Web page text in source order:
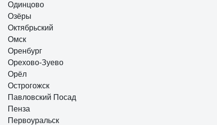
Одинцово
Озёры
Октябрьский
Омск
Оренбург
Орехово-Зуево
Орёл
Острогожск
Павловский Посад
Пенза
Первоуральск